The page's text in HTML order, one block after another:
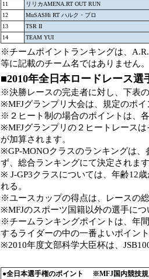
11
リリカAMENA.RT OUT RUN
12
MuSASHi RT ハルク・プロ
13
TSR II
14
TEAM YUI
※チームポイントランキングは、
等に記載のチーム名ではありません。
■2010年全日本ロードレース
※決勝レースの完走者に対し、下表
※MFJグランプリ大会は、規定のポ
※２ヒート制の場合のポイントは、
※MFJグランプリの２ヒートレース
が加算されます。
※GP-MONOクラスのランキングは
ず、総合ランキングにて決定されま
※ J-GP3クラスについては、年齢12
れる。
※ユースカップの得点は、レースの
※MFJのスポーツ国籍以外の選手に
※チームランキングポイントは、年
するライダーの中の一番よいポイン
※2010年度文部科学大臣杯は、
●全日本選手権のポイント ※MFJ国内競技規